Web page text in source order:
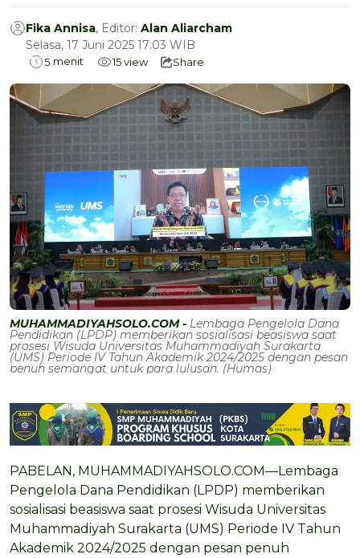
Fika Annisa, Editor: Alan Aliarcham
Selasa, 17 Juni 2025 17:03 WIB
5 menit 15view Share
MUHAMMADIYAHSOLO.COM - Lembaga Pengelola Dana
Pendidikan (LPDP) memberikan sosialisasi beasiswa saat
prosesi Wisuda Universitas Muhammadiyah Surakarta
(UMS) Periode IV Tahun Akademik 2024/2025 dengan pesan
penuh semangat untuk para lulusan. (Humas)
PABELAN, MUHAMMADIYAHSOLO.COM—Lembaga
Pengelola Dana Pendidikan (LPDP) memberikan
sosialisasi beasiswa saat prosesi Wisuda Universitas
Muhammadiyah Surakarta (UMS) Periode IV Tahun
Akademik 2024/2025 dengan pesan penuh